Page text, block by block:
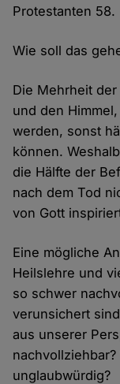
Protestanten 58.
Wie soll das
Die Mehrheit
und den
werden, sonst
können.
die Hälfte der
nach dem Tod
von Gott
Eine mögliche
Heilslehre und
so schwer
verunsichert
aus unserer
unglaubwürdig?